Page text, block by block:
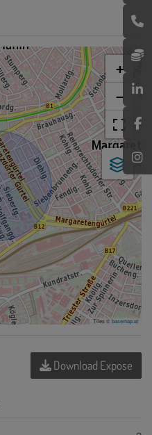
+
−
Tiles ©basemap.at
Download Expose